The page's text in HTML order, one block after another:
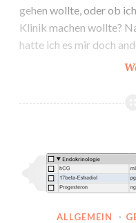
gehen wollte, oder ob
Klinik machen wollte?
hatte ich es mir doch
ALLGEMEIN ·